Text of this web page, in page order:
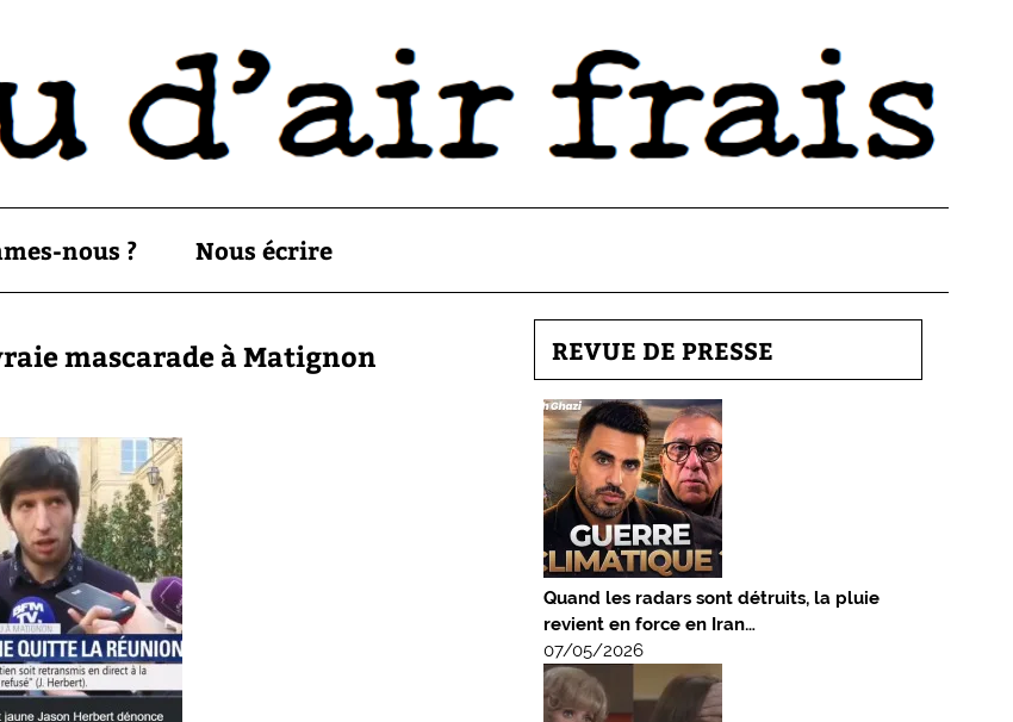
nous ? Nous écrire
mascarade à Matignon REVUE DE PRESSE
Quand les radars sont détruits, la pluie
revient en force en Iran…
07/05/2026